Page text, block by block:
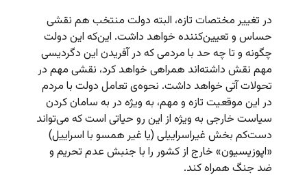
در تغییر مختصات تازه، البته دولت منتخب هم نقشی
حساس و تعیین‌کننده خواهد داشت. این‌که این دولت
چگونه و تا چه حد با مردمی که در آفریدن این دگردیسی
مهم نقش داشته‌اند همراهی خواهد کرد، نقشی مهم در
تحولات آتی خواهد داشت. نحوه‌ی تعامل دولت با مردم
در این موقعیت تازه و مهم، به ویژه در به سامان کردن
سیاست خارجی به ویژه از این رو حیاتی است که می‌تواند
دست‌کم بخش غیراسراییلی (یا غیر همسو با اسراییل)
«اپوزیسیون» خارج از کشور را با جنبش عدم تحریم و
ضد جنگ همراه کند.